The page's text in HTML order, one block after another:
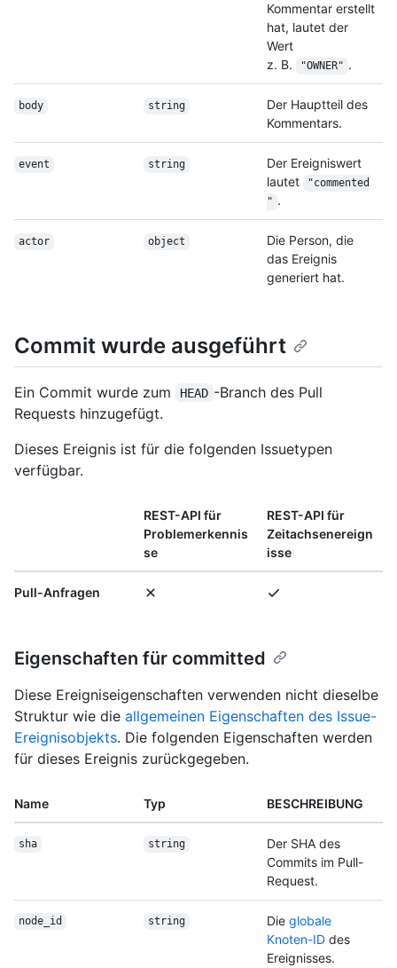
Kommentar erstellt
hat, lautet der
Wert
z. B.
"OWNER" .
body string
Der Hauptteil des
Kommentars.
event string
Der Ereigniswert
lautet
"commented
" .
actor object
Die Person, die
das Ereignis
generiert hat.
Commit wurde ausgeführt
Ein Commit wurde zum HEAD -Branch des Pull
Requests hinzugefügt.
Dieses Ereignis ist für die folgenden Issuetypen
verfügbar.
REST-API für
Problemerkennis
se
REST-API für
Zeitachsenereign
isse
Pull-Anfragen
Eigenschaften für committed
Diese Ereigniseigenschaften verwenden nicht dieselbe
Struktur wie die allgemeinen Eigenschaften des Issue-
Ereignisobjekts. Die folgenden Eigenschaften werden
für dieses Ereignis zurückgegeben.
Name Typ BESCHREIBUNG
sha string
Der SHA des
Commits im Pull-
Request.
node_id string Die globale
Knoten-ID des
Ereignisses.